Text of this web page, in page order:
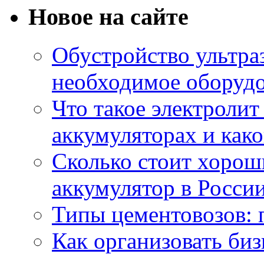
Новое на сайте
Обустройство
необходимое
Что такое
аккумуляторах и
Сколько стоит
аккумулятор в
Типы цементовозов:
Как организовать